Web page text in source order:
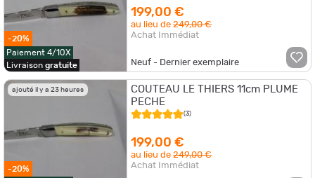
-20%
Paiement 4/10X
Livraison gratuite
199,00 €
au lieu de249,00 €
Achat Immédiat
Neuf - Dernier exemplaire
ajouté il y a 23 heures
-20%
COUTEAU LE THIERS 11cm PLUME
PECHE
(3)
199,00 €
au lieu de249,00 €
Achat Immédiat